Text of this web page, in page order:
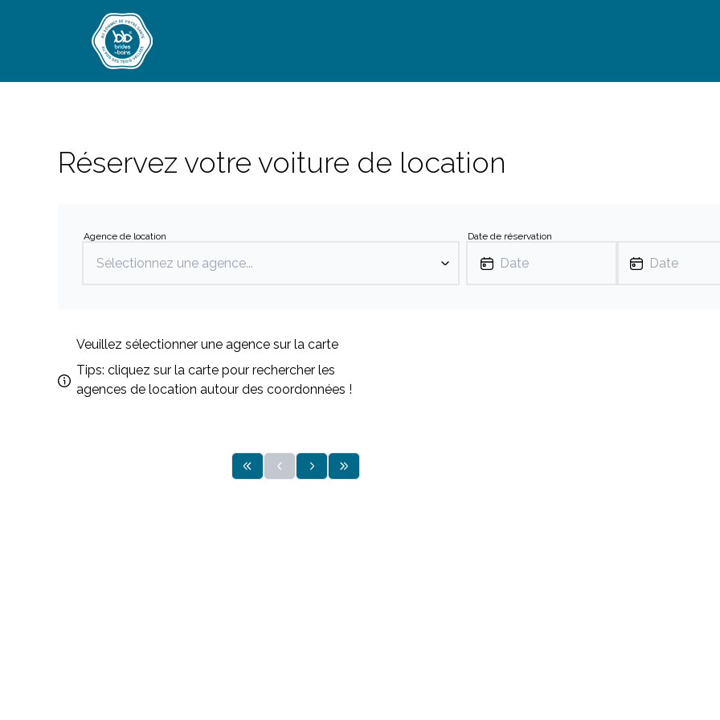
Réservez votre voiture de location
Agence de location
Utilisez les flèches haut/bas pour naviguer. Appuyez sur Entrée pour sélectionner. Appuyez sur Échap
Date de réservation
Veuillez sélectionner une agence sur la carte
Tips: cliquez sur la carte pour rechercher les
agences de location autour des coordonnées !